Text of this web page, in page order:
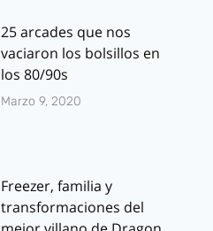
25 arcades que nos
vaciaron los bolsillos en
los 80/90s
Marzo 9, 2020
Freezer, familia y
transformaciones del